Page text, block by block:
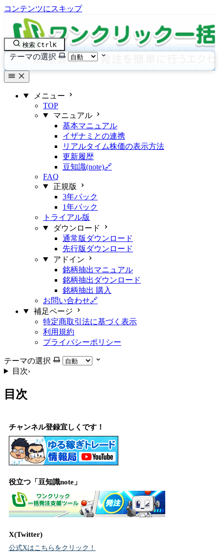
コンテンツにスキップ
検索 CtrlK
テーマの選択
メニュー
TOP
マニュアル
基本マニュアル
イザナミとの連携
リアルタイム株価の表示方法
更新履歴
豆知識(note)🔗
FAQ
正規版
3年パック
1年パック
トライアル版
ダウンロード
通常版ダウンロード
先行版ダウンロード
アドイン
銘柄抽出マニュアル
銘柄抽出ダウンロード
銘柄抽出 購入
お問い合わせ🔗
補足ページ
特定商取引法に基づく表示
利用規約
プライバシーポリシー
テーマの選択
目次›
目次
チャンネル登録宜しくです！
役立つ「豆知識note」
X(Twitter)
公式Xはこちらをクリック！